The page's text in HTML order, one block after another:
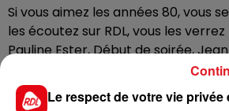
Si vous aimez les années 80, vous
les écoutez sur RDL, vous les
Pauline Ester, Début de soirée,
Cookie Dingler et Patrick
pour vous faire danser. La première
assurée par le groupe localeÂmes
Le respect de votre vie